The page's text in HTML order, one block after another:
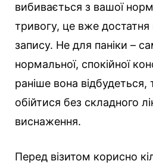
вибивається з вашої
тривогу, це вже
запису. Не для паніки –
нормальної, спокійної
раніше вона відбудеться,
обійтися без складного
виснаження.
Перед візитом корисно